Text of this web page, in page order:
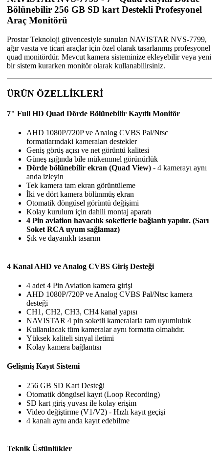
Bölünebilir 256 GB SD kart Destekli Profesyonel
Araç Monitörü
Prostar Teknoloji güvencesiyle sunulan NAVISTAR NVS-7799,
ağır vasıta ve ticari araçlar için özel olarak tasarlanmış profesyonel
quad monitördür. Mevcut kamera sisteminize ekleyebilir veya yeni
bir sistem kurarken monitör olarak kullanabilirsiniz.
ÜRÜN ÖZELLİKLERİ
7" Full HD Quad Dörde Bölünebilir Kayıtlı Monitör
AHD 1080P/720P ve Analog CVBS Pal/Ntsc
formatlarındaki kameraları destekler
Geniş görüş açısı ve net görüntü kalitesi
Güneş ışığında bile mükemmel görünürlük
Dörde bölünebilir ekran (Quad View) - 4 kamerayı aynı
anda izleyin
Tek kamera tam ekran görüntüleme
İki ve dört kamera bölünmüş ekran
Otomatik döngüsel görüntü değişimi
Kolay kurulum için dahili montaj aparatı
4 Pin aviation havacılık soketlerle bağlantı yapılır. (Sarı
Soket RCA uyum sağlamaz)
Şık ve dayanıklı tasarım
4 Kanal AHD ve Analog CVBS Giriş Desteği
4 adet 4 Pin Aviation kamera girişi
AHD 1080P/720P ve Analog CVBS Pal/Ntsc kamera
desteği
CH1, CH2, CH3, CH4 kanal yapısı
NAVISTAR 4 pin soketli kameralarla tam uyumluluk
Kullanılacak tüm kameralar aynı formatta olmalıdır.
Yüksek kaliteli sinyal iletimi
Kolay kamera bağlantısı
Gelişmiş Kayıt Sistemi
256 GB SD Kart Desteği
Otomatik döngüsel kayıt (Loop Recording)
SD kart giriş yuvası ile kolay erişim
Video değiştirme (V1/V2) - Hızlı kayıt geçişi
4 kanalı aynı anda kayıt edebilme
Teknik Üstünlükler